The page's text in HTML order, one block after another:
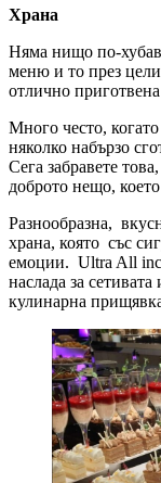
Храна
Няма нищо по-
меню и то през
отлично
Много често,
няколко набързо
Сега забравете
доброто нещо,
Разнообразна,
храна, която със
емоции. Ultra All
наслада за
кулинарна